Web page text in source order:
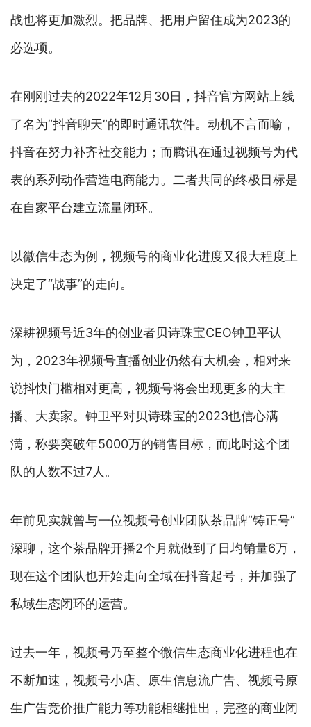
战也将更加激烈。把品牌、把用户留住成为2023的
必选项。
在刚刚过去的2022年12月30日，抖音官方网站上线
了名为“抖音聊天”的即时通讯软件。动机不言而喻，
抖音在努力补齐社交能力；而腾讯在通过视频号为代
表的系列动作营造电商能力。二者共同的终极目标是
在自家平台建立流量闭环。
以微信生态为例，视频号的商业化进度又很大程度上
决定了“战事”的走向。
深耕视频号近3年的创业者贝诗珠宝CEO钟卫平认
为，2023年视频号直播创业仍然有大机会，相对来
说抖快门槛相对更高，视频号将会出现更多的大主
播、大卖家。钟卫平对贝诗珠宝的2023也信心满
满，称要突破年5000万的销售目标，而此时这个团
队的人数不过7人。
年前见实就曾与一位视频号创业团队茶品牌“铸正号”
深聊，这个茶品牌开播2个月就做到了日均销量6万，
现在这个团队也开始走向全域在抖音起号，并加强了
私域生态闭环的运营。
过去一年，视频号乃至整个微信生态商业化进程也在
不断加速，视频号小店、原生信息流广告、视频号原
生广告竞价推广能力等功能相继推出，完整的商业闭